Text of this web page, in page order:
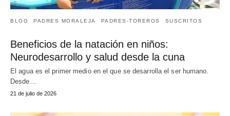
BLOG PADRES MORALEJA PADRES-TOREROS SUSCRITOS
Beneficios de la natación en niños:
Neurodesarrollo y salud desde la cuna
El agua es el primer medio en el que se desarrolla el ser humano.
Desde…
21 de julio de 2026